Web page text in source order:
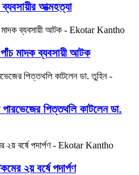
ব্যবসায়ীর আত্মহত্যা
পাঁচ মাদক ব্যবসায়ী আটক
পারভেজের পিত্তথলি কাটলেন ডা.
২য় বর্ষে পদার্পণ